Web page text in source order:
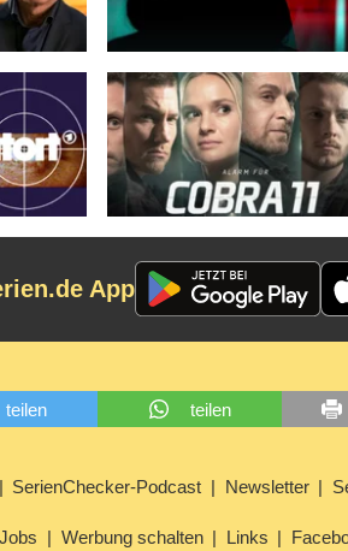
App
teilen teilen
SerienChecker-Podcast Newsletter
Jobs Werbung schalten Links